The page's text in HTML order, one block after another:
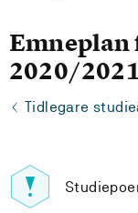
2020/
Tidlegare